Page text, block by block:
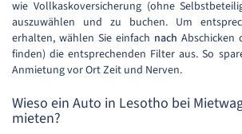
wie Vollkaskoversicherung (ohne
auszuwählen und zu buchen. Um
erhalten, wählen Sie einfach nach Abschicken
finden) die entsprechenden Filter aus. So
Anmietung vor Ort Zeit und Nerven.
Wieso ein Auto in Lesotho bei
mieten?